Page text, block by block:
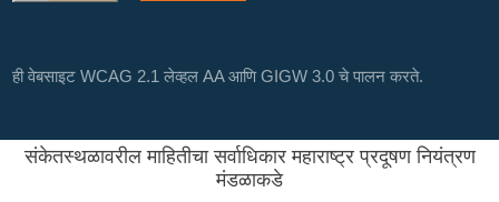
ही वेबसाइट WCAG 2.1 लेव्हल AA आणि GIGW 3.0 चे पालन करते.
संकेतस्थळावरील माहितीचा सर्वाधिकार महाराष्ट्र प्रदूषण नियंत्रण
मंडळाकडे